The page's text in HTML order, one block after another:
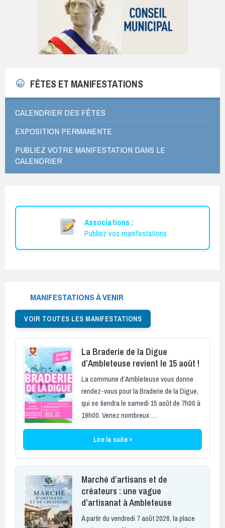
FÊTES ET MANIFESTATIONS
CALENDRIER DES FÊTES
EXPOSITION PERMANENTE
PUBLIEZ VOTRE MANIFESTATION DANS LE
CALENDRIER
Associations :
Publiez vos manifestations
MANIFESTATIONS À VENIR
VOIR TOUTES LES MANIFESTATIONS
La Braderie de la Digue
d’Ambleteuse revient le 15 août !
La commune d’Ambleteuse vous donne
rendez-vous pour la Braderie de la Digue,
qui se tiendra le samedi 15 août de 7h00 à
19h00. Venez nombreux …
Lire la suite »
Marché d’artisans et de
créateurs : une vague
d’artisanat à Ambleteuse
À partir du vendredi 7 août 2026, la place